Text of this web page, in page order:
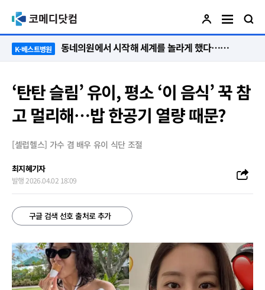
K-베스트병원 “절대 먼저 말하지 않아요. 대신 먼저 듣습니다”
‘탄탄 슬림’ 유이, 평소 ‘이 음식’ 꾹 참
고 멀리해…밥 한공기 열량 때문?
[셀럽헬스] 가수 겸 배우 유이 식단 조절
최지혜기자
발행 2026.04.02 18:09
구글 검색 선호 출처로 추가